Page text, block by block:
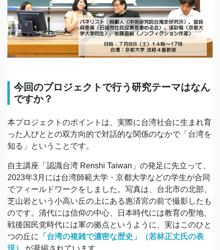
今回のプロジェクトで行う研究テーマはなん
ですか？
本プロジェクトのポイントは、実際に台湾社会に生まれ育
った人びととの双方向的で対話的な関係のなかで「台湾を
知る」ということです。
自主講座「認識台湾 Renshi Taiwan」の発足に先立って、
2023年3月には台湾師範大学・京都大学などの学生が合同
でフィールドワークをしました。写真は、台北市の北部、
芝山岩という小高い丘の上にある惠済宮の前で撮影したも
のです。清代には信仰の中心、日本時代には教育の聖地、
戦後国民党時代には軍の拠点というように、実はこのひと
つの丘に
「台湾の複雑で濃密な歴史」（若林正丈氏の表
現）
が凝縮されています。